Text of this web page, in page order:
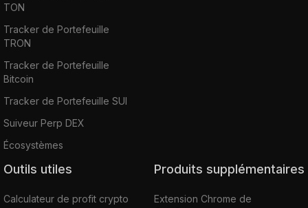
TON
Tracker de Portefeuille
TRON
Tracker de Portefeuille
Bitcoin
Tracker de Portefeuille SUI
Suiveur Perp DEX
Écosystèmes
Outils utiles
Calculateur de profit crypto
Produits supplémentaires
Extension Chrome de